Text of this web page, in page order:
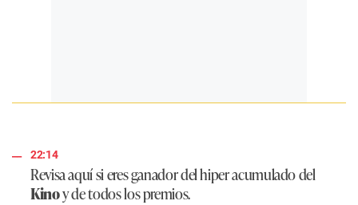
22:14
Revisa aquí si eres ganador del hiper acumulado del
Kinoy de todos los premios.